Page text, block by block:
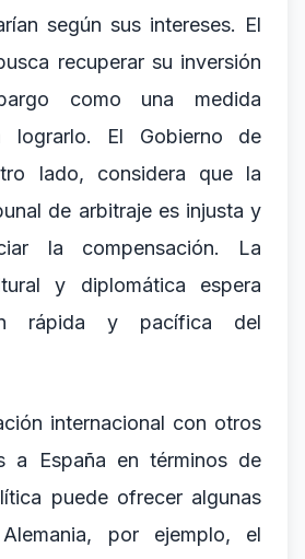
según sus intereses. El
recuperar su inversión
como una medida
lograrlo. El Gobierno de
lado, considera que la
de arbitraje es injusta y
la compensación. La
y diplomática espera
rápida y pacífica del
internacional con otros
a España en términos de
puede ofrecer algunas
por ejemplo, el